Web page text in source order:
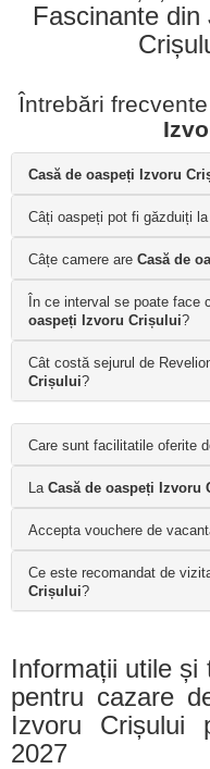
Fascinante
Întrebări
Casă de oaspeți Izvoru
Câți oaspeți pot fi găzduiți la
Câțe camere are Casă de
În ce interval se poate face
oaspeți Izvoru Crișului?
Cât costă sejurul de
Crișului?
Care sunt facilitatile oferite
La Casă de oaspeți Izvoru
Accepta vouchere de
Ce este recomandat de
Crișului?
Informații utile și
pentru cazare
Izvoru Crișului
2027